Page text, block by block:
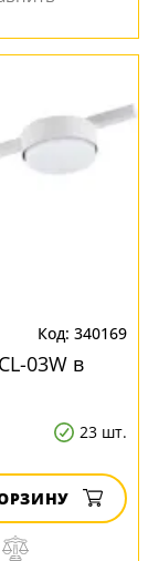
340169
03W в
23 шт.